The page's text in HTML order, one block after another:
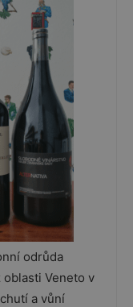
odrůda
oblasti Veneto v
a vůní